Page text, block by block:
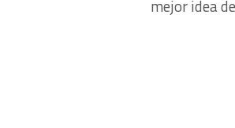
mejor idea